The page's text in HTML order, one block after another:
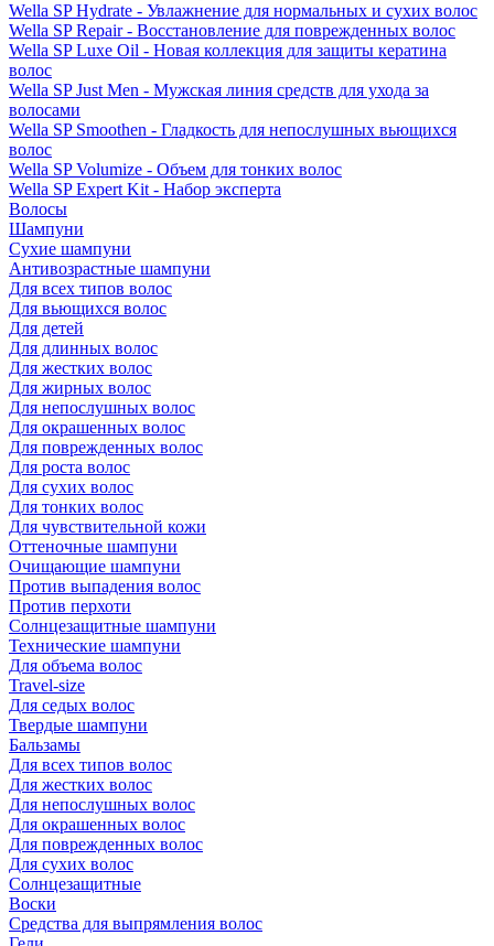
Wella SP Hydrate - Увлажнение для нормальных и сухих волос
Wella SP Repair - Восстановление для поврежденных волос
Wella SP Luxe Oil - Новая коллекция для защиты кератина
волос
Wella SP Just Men - Мужская линия средств для ухода за
волосами
Wella SP Smoothen - Гладкость для непослушных вьющихся
волос
Wella SP Volumize - Объем для тонких волос
Wella SP Expert Kit - Набор эксперта
Волосы
Шампуни
Сухие шампуни
Антивозрастные шампуни
Для всех типов волос
Для вьющихся волос
Для детей
Для длинных волос
Для жестких волос
Для жирных волос
Для непослушных волос
Для окрашенных волос
Для поврежденных волос
Для роста волос
Для сухих волос
Для тонких волос
Для чувствительной кожи
Оттеночные шампуни
Очищающие шампуни
Против выпадения волос
Против перхоти
Солнцезащитные шампуни
Технические шампуни
Для объема волос
Travel-size
Для седых волос
Твердые шампуни
Бальзамы
Для всех типов волос
Для жестких волос
Для непослушных волос
Для окрашенных волос
Для поврежденных волос
Для сухих волос
Солнцезащитные
Воски
Средства для выпрямления волос